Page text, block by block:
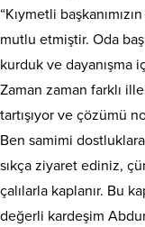
“Kıymetli
mutlu etmiştir. Oda
kurduk ve dayanışma
Zaman zaman farklı
tartışıyor ve çözümü
Ben samimi
sıkça ziyaret ediniz,
çalılarla kaplanır. Bu
değerli kardeşim